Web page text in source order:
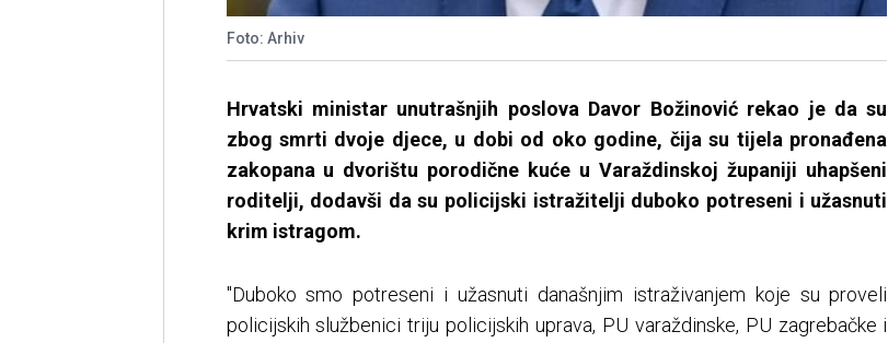
Foto: Arhiv
Hrvatski ministar unutrašnjih poslova Davor Božinović rekao je da su
zbog smrti dvoje djece, u dobi od oko godine, čija su tijela pronađena
zakopana u dvorištu porodične kuće u Varaždinskoj županiji uhapšeni
roditelji, dodavši da su policijski istražitelji duboko potreseni i užasnuti
krim istragom.
"Duboko smo potreseni i užasnuti današnjim istraživanjem koje su proveli
policijskih službenici triju policijskih uprava, PU varaždinske, PU zagrebačke i